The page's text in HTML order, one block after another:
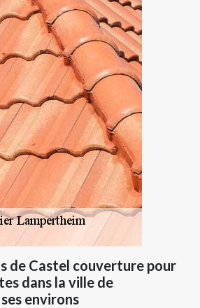
de Castel couverture pour
dans la ville de
environs